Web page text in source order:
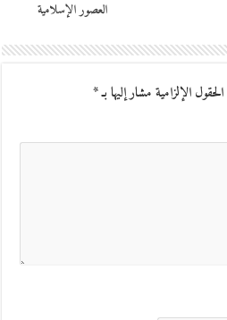
العصور الإسلامية
الحقول الإلزامية مشار إليها بـ*